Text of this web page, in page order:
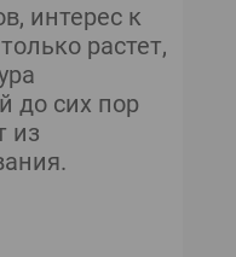
интерес к
растет,
до сих пор
из